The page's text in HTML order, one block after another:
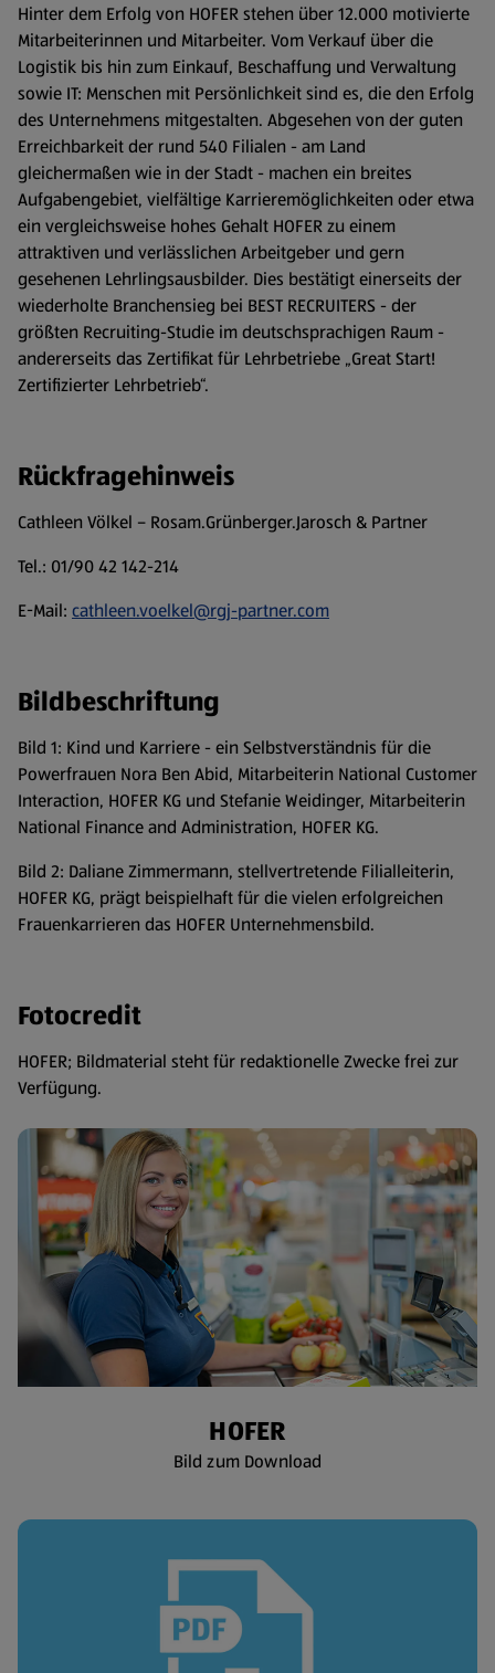
Hinter dem Erfolg von HOFER stehen über 12.000 motivierte
Mitarbeiterinnen und Mitarbeiter. Vom Verkauf über die
Logistik bis hin zum Einkauf, Beschaffung und Verwaltung
sowie IT: Menschen mit Persönlichkeit sind es, die den Erfolg
des Unternehmens mitgestalten. Abgesehen von der guten
Erreichbarkeit der rund 540 Filialen - am Land
gleichermaßen wie in der Stadt - machen ein breites
Aufgabengebiet, vielfältige Karrieremöglichkeiten oder etwa
ein vergleichsweise hohes Gehalt HOFER zu einem
attraktiven und verlässlichen Arbeitgeber und gern
gesehenen Lehrlingsausbilder. Dies bestätigt einerseits der
wiederholte Branchensieg bei BEST RECRUITERS - der
größten Recruiting-Studie im deutschsprachigen Raum -
andererseits das Zertifikat für Lehrbetriebe „Great Start!
Zertifizierter Lehrbetrieb“.
Rückfragehinweis
Cathleen Völkel – Rosam.Grünberger.Jarosch & Partner
Tel.: 01/90 42 142-214
E-Mail: cathleen.voelkel@rgj-partner.com
Bildbeschriftung
Bild 1: Kind und Karriere - ein Selbstverständnis für die
Powerfrauen Nora Ben Abid, Mitarbeiterin National Customer
Interaction, HOFER KG und Stefanie Weidinger, Mitarbeiterin
National Finance and Administration, HOFER KG.
Bild 2: Daliane Zimmermann, stellvertretende Filialleiterin,
HOFER KG, prägt beispielhaft für die vielen erfolgreichen
Frauenkarrieren das HOFER Unternehmensbild.
Fotocredit
HOFER; Bildmaterial steht für redaktionelle Zwecke frei zur
Verfügung.
HOFER
Bild zum Download